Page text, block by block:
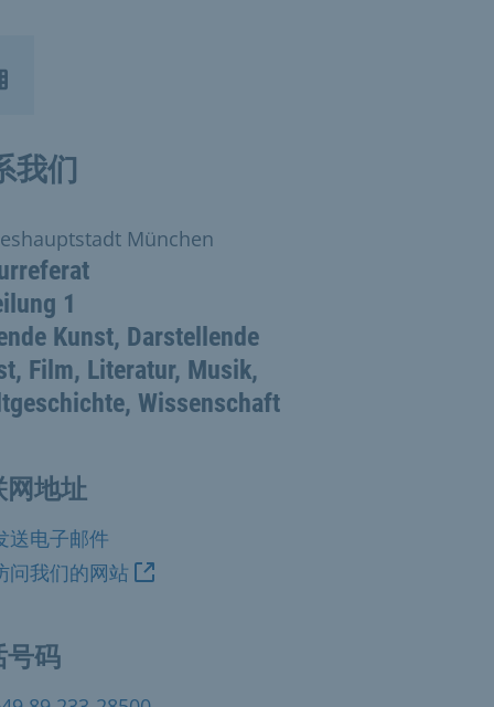
我们
1
Kunst, Darstellende
Film, Literatur, Musik,
Wissenschaft
München
网地址
送电子邮件
问我们的网站
号码